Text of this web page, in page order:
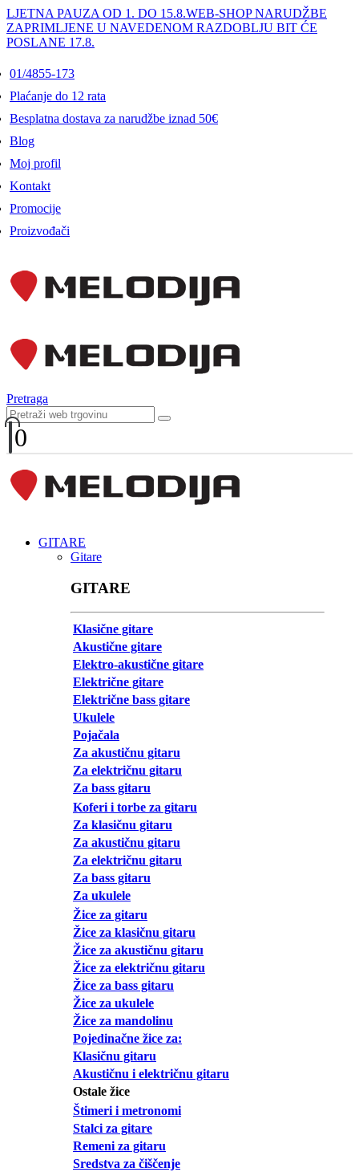
LJETNA PAUZA OD 1. DO 15.8.WEB-SHOP NARUDŽBE
ZAPRIMLJENE U NAVEDENOM RAZDOBLJU BIT ĆE
POSLANE 17.8.
01/4855-173
Plaćanje do 12 rata
Besplatna dostava za narudžbe iznad 50€
Blog
Moj profil
Kontakt
Promocije
Proizvođači
Pretraga
0
GITARE
Gitare
GITARE
Klasične gitare
Akustične gitare
Elektro-akustične gitare
Električne gitare
Električne bass gitare
Ukulele
Pojačala
Za akustičnu gitaru
Za električnu gitaru
Za bass gitaru
Koferi i torbe za gitaru
Za klasičnu gitaru
Za akustičnu gitaru
Za električnu gitaru
Za bass gitaru
Za ukulele
Žice za gitaru
Žice za klasičnu gitaru
Žice za akustičnu gitaru
Žice za električnu gitaru
Žice za bass gitaru
Žice za ukulele
Žice za mandolinu
Pojedinačne žice za:
Klasičnu gitaru
Akustičnu i električnu gitaru
Ostale žice
Štimeri i metronomi
Stalci za gitare
Remeni za gitaru
Sredstva za čiščenje